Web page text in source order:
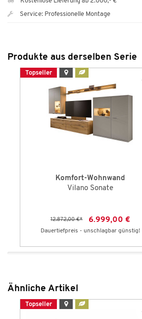
Service: Professionelle Montage
Produkte aus derselben Serie
Topseller
Komfort-Wohnwand
Vilano Sonate
12.872,00 €* 6.999,00 €
Dauertiefpreis - unschlagbar günstig!
Ähnliche Artikel
Topseller